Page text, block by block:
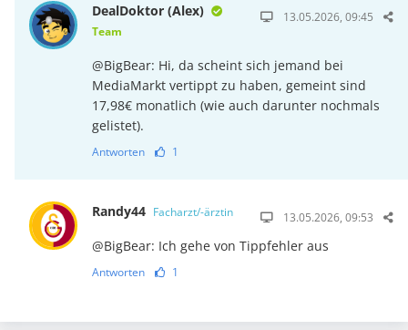
DealDoktor (Alex)
Team
13.05.2026, 09:45
@BigBear: Hi, da scheint sich jemand bei
MediaMarkt vertippt zu haben, gemeint sind
17,98€ monatlich (wie auch darunter nochmals
gelistet).
Antworten 1
Randy44 Facharzt/-ärztin 13.05.2026, 09:53
@BigBear: Ich gehe von Tippfehler aus
Antworten 1